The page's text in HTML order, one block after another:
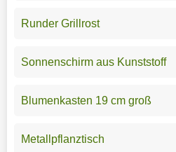
Runder Grillrost
Sonnenschirm aus Kunststoff
Blumenkasten 19 cm groß
Metallpflanztisch